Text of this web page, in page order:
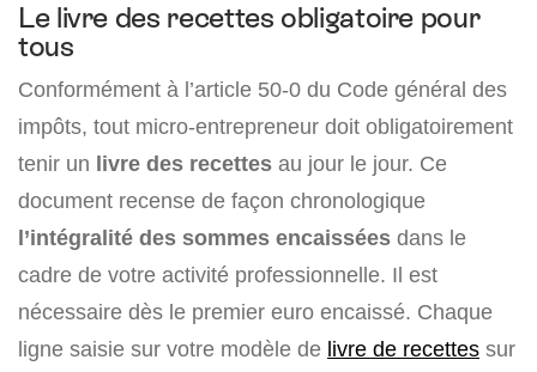
Le livre des recettes obligatoire pour
tous
Conformément à l’article 50-0 du Code général des
impôts, tout micro-entrepreneur doit obligatoirement
tenir un livre des recettes au jour le jour. Ce
document recense de façon chronologique
l’intégralité des sommes encaissées dans le
cadre de votre activité professionnelle. Il est
nécessaire dès le premier euro encaissé. Chaque
ligne saisie sur votre modèle de livre de recettes sur